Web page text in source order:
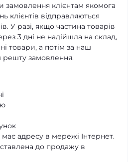
замовлення клієнтам якомога
клієнтів відправляються
У разі, якщо частина товарів
3 дні не надійшла на склад,
товари, а потім за наш
решту замовлення.
має адресу в мережі Інтернет.
​​до продажу в